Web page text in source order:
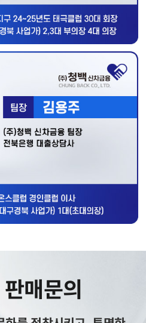
매문의